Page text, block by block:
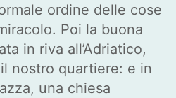
ordine delle cose
Poi la buona
in riva all’Adriatico,
nostro quartiere: e in
una chiesa